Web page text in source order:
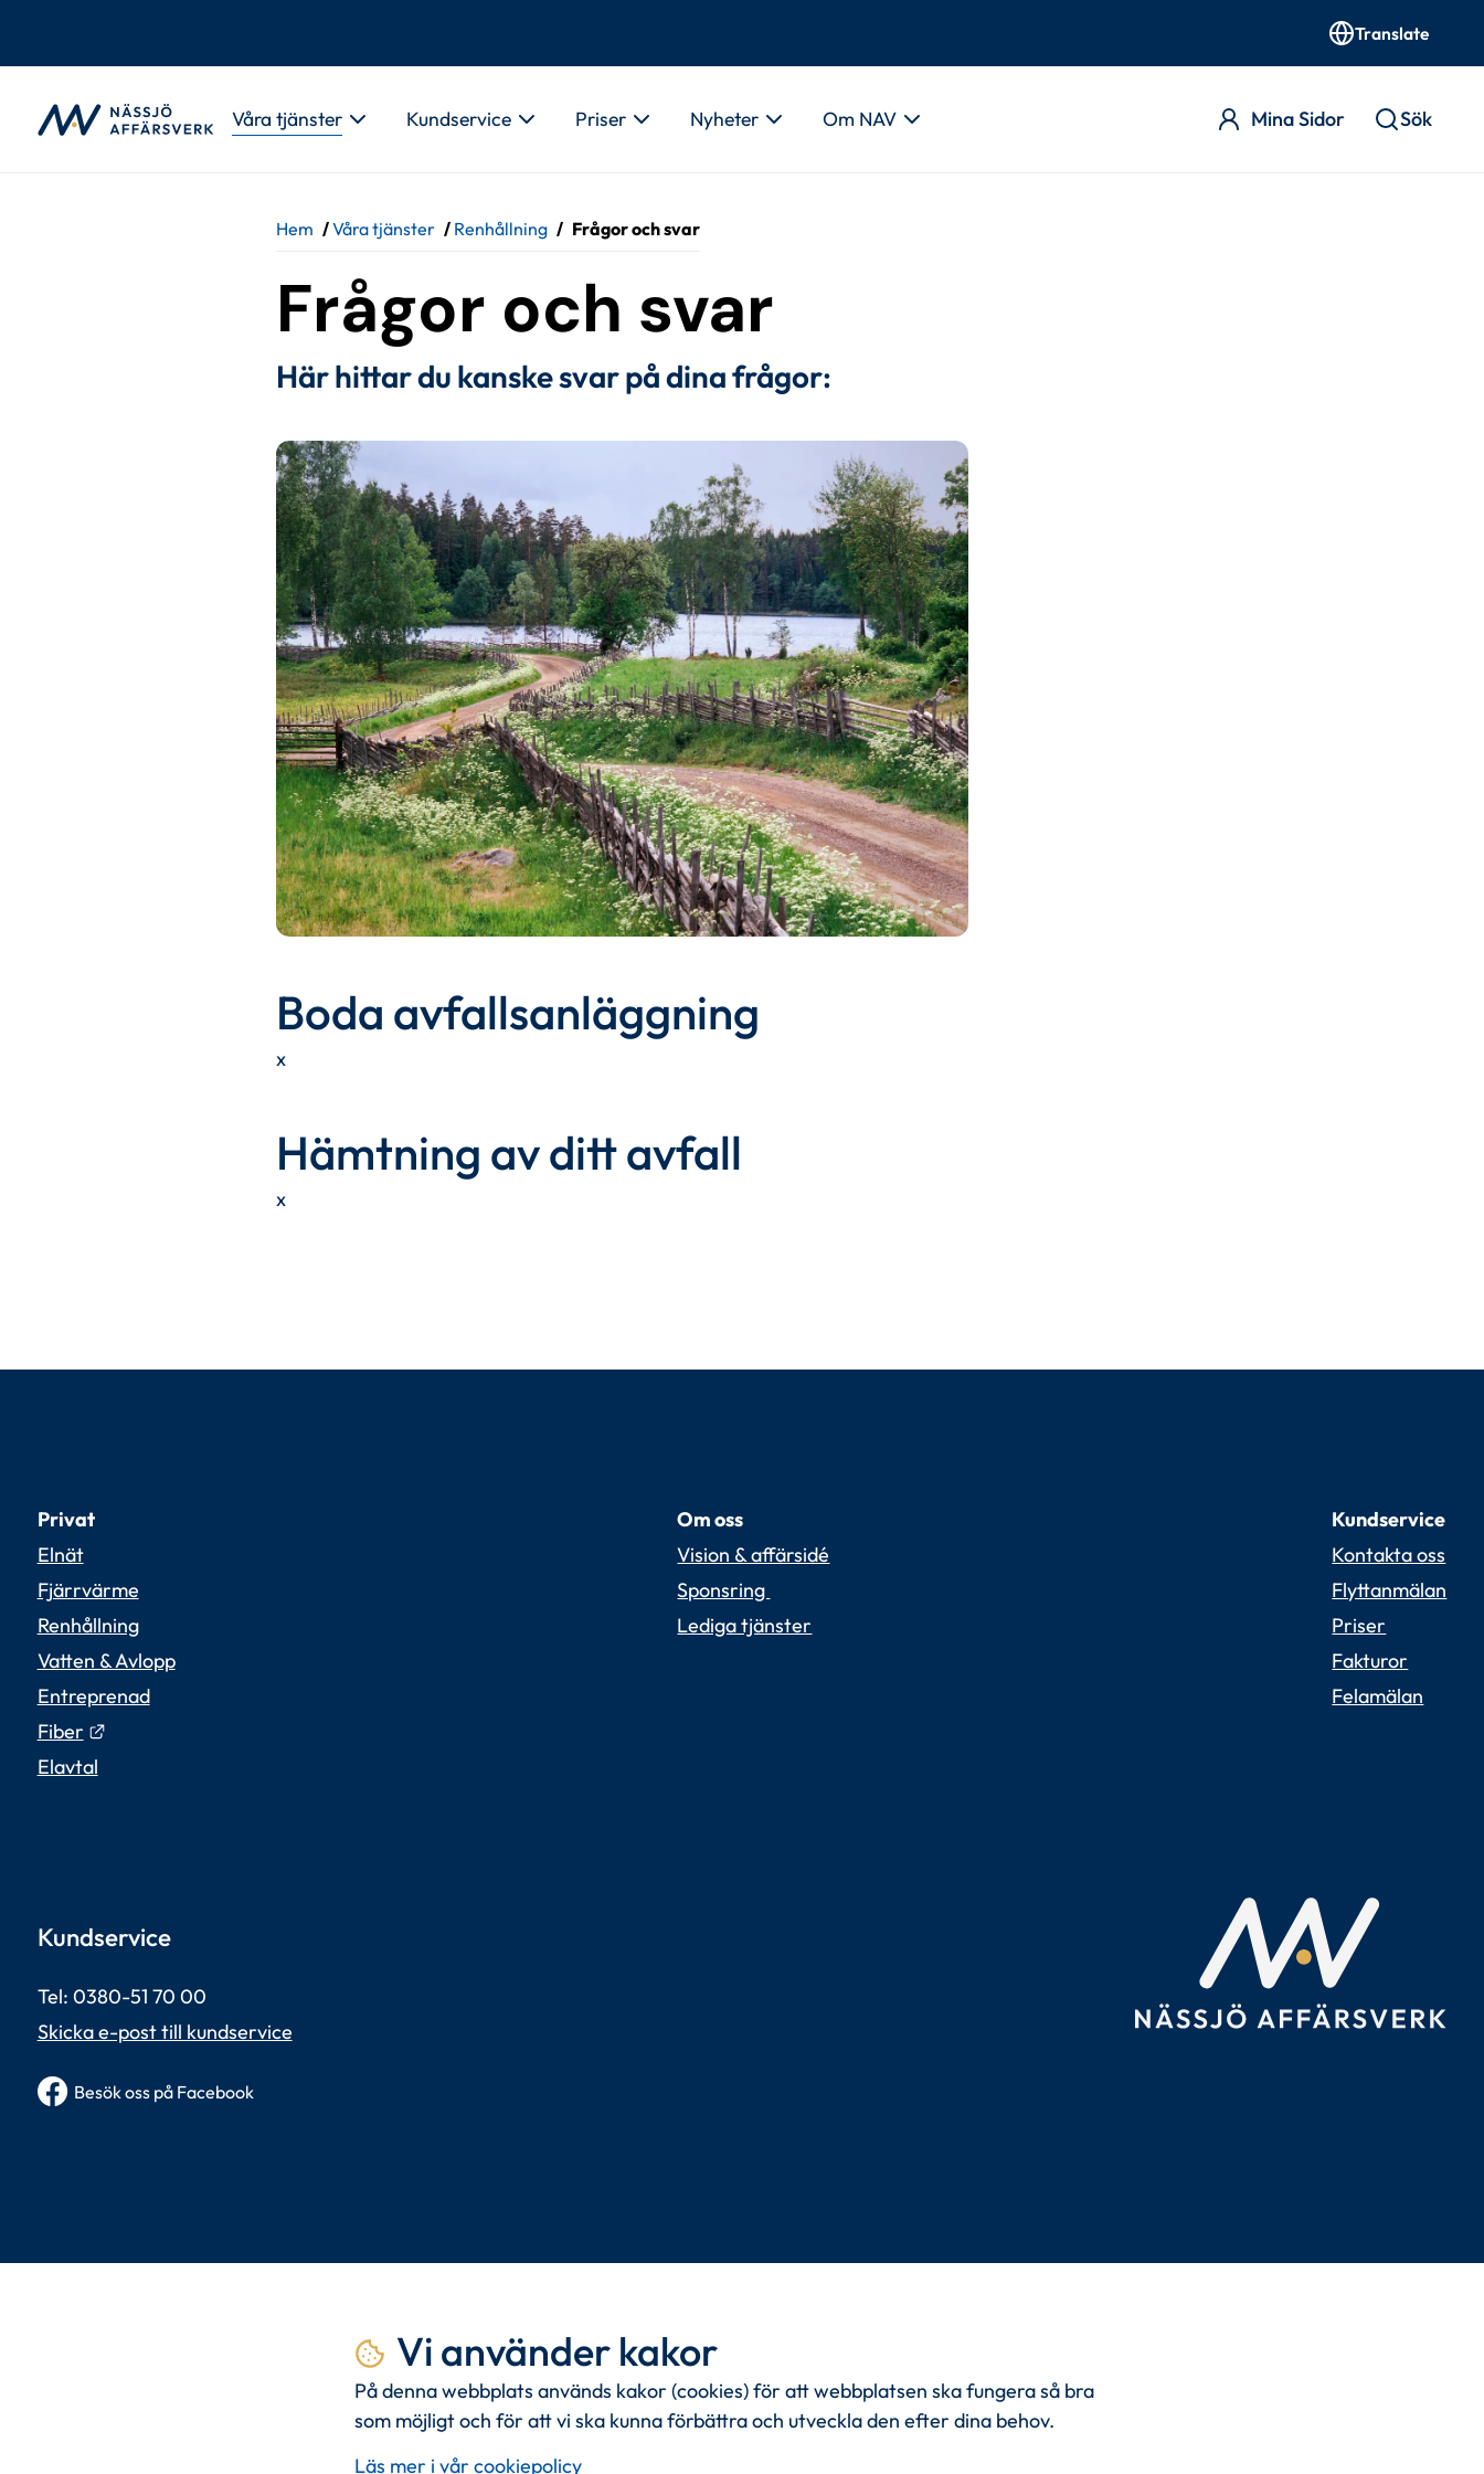
Vi använder kakor
På denna webbplats används kakor (cookies) för att webbplatsen ska fungera så bra
som möjligt och för att vi ska kunna förbättra och utveckla den efter dina behov.
Läs mer i vår cookiepolicy
Translate
Våra tjänster Kundservice Priser Nyheter Om NAV Mina Sidor Sök
Hem /Våra tjänster / Renhållning / Frågor och svar
Frågor och svar
Här hittar du kanske svar på dina frågor:
Boda avfallsanläggning
x
Hämtning av ditt avfall
x
Privat
Elnät
Fjärrvärme
Renhållning
Vatten & Avlopp
Entreprenad
Fiber
Länk till annan webbplats.
Elavtal
Om oss
Vision & affärsidé
Sponsring
Lediga tjänster
Kundservice
Kontakta oss
Flyttanmälan
Priser
Fakturor
Felamälan
Kundservice
Tel: 0380-51 70 00
Skicka e-post till kundservice
Besök oss på Facebook
i centrum ochkommande generationeri tanken.